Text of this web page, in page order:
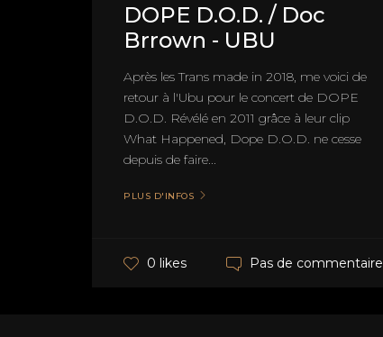
DOPE D.O.D. / Doc
Brrown - UBU
Après les Trans made in 2018, me voici de
retour à l'Ubu pour le concert de DOPE
D.O.D. Révélé en 2011 grâce à leur clip
What Happened, Dope D.O.D. ne cesse
depuis de faire...
PLUS D'INFOS
0 likes Pas de commentaire